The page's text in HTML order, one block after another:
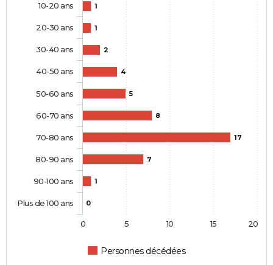
1
1
2
4
5
8
17
7
1
0
Personnes décédées
10-20 ans
20-30 ans
30-40 ans
40-50 ans
50-60 ans
60-70 ans
70-80 ans
80-90 ans
90-100 ans
Plus de 100 ans
0 5 10 15 20